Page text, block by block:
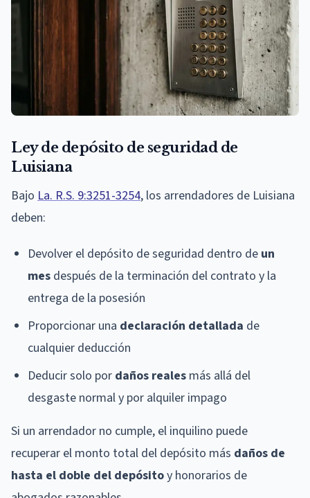
Ley de depósito de seguridad de
Luisiana
Bajo La. R.S. 9:3251-3254, los arrendadores de Luisiana
deben:
Devolver el depósito de seguridad dentro de un
mes después de la terminación del contrato y la
entrega de la posesión
Proporcionar una declaración detallada de
cualquier deducción
Deducir solo por daños reales más allá del
desgaste normal y por alquiler impago
Si un arrendador no cumple, el inquilino puede
recuperar el monto total del depósito más daños de
hasta el doble del depósitoy honorarios de